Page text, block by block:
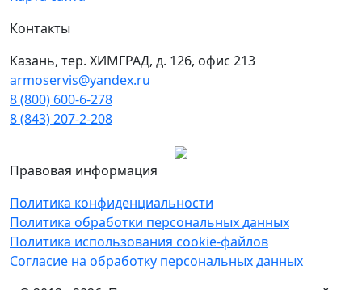
Контакты
Казань, тер. ХИМГРАД, д. 126, офис 213
armoservis@yandex.ru
8 (800) 600-6-278
8 (843) 207-2-208
Правовая информация
Политика конфиденциальности
Политика обработки персональных данных
Политика использования cookie-файлов
Согласие на обработку персональных данных